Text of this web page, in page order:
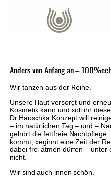
Anders von Anfang an –
Wir tanzen aus der Reihe.
Unsere Haut versorgt und
Kosmetik kann und soll ihr
Dr.Hauschka Konzept will
– im natürlichen Tag – und –
gehört die fettfreie
kommt, beginnt eine Zeit der
dabei frei atmen dürfen – unter
nicht.
Wir sind auch innen schön.